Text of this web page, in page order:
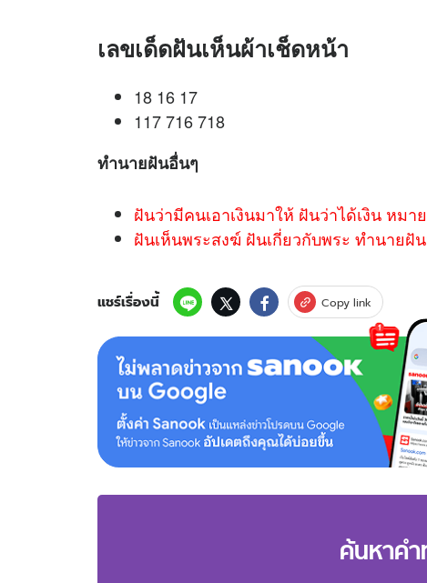
เลขเด็ดฝันเห็นผ้าเช็ดหน้า
18 16 17
117 716 718
ทำนายฝันอื่นๆ
ฝันว่ามีคนเอาเงินมาให้ ฝันว่าได้เงิน หมา
ฝันเห็นพระสงฆ์ ฝันเกี่ยวกับพระ ทำนายฝั
แชร์เรื่องนี้ Copy link
ค้นหาค